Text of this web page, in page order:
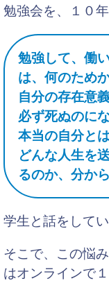
勉強会を、
１０年
勉強して、働
は、何のためか
自分の存在意
必ず死ぬのに
本当の自分とは
どんな人生を
るのか、分から
学生と話をして
そこで、この悩
はオンラインで